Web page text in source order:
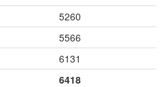
5260
5566
6131
6418